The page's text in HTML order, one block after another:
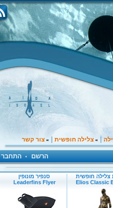
» צלילה חופשית » צור קשר
הרשם • התחבר